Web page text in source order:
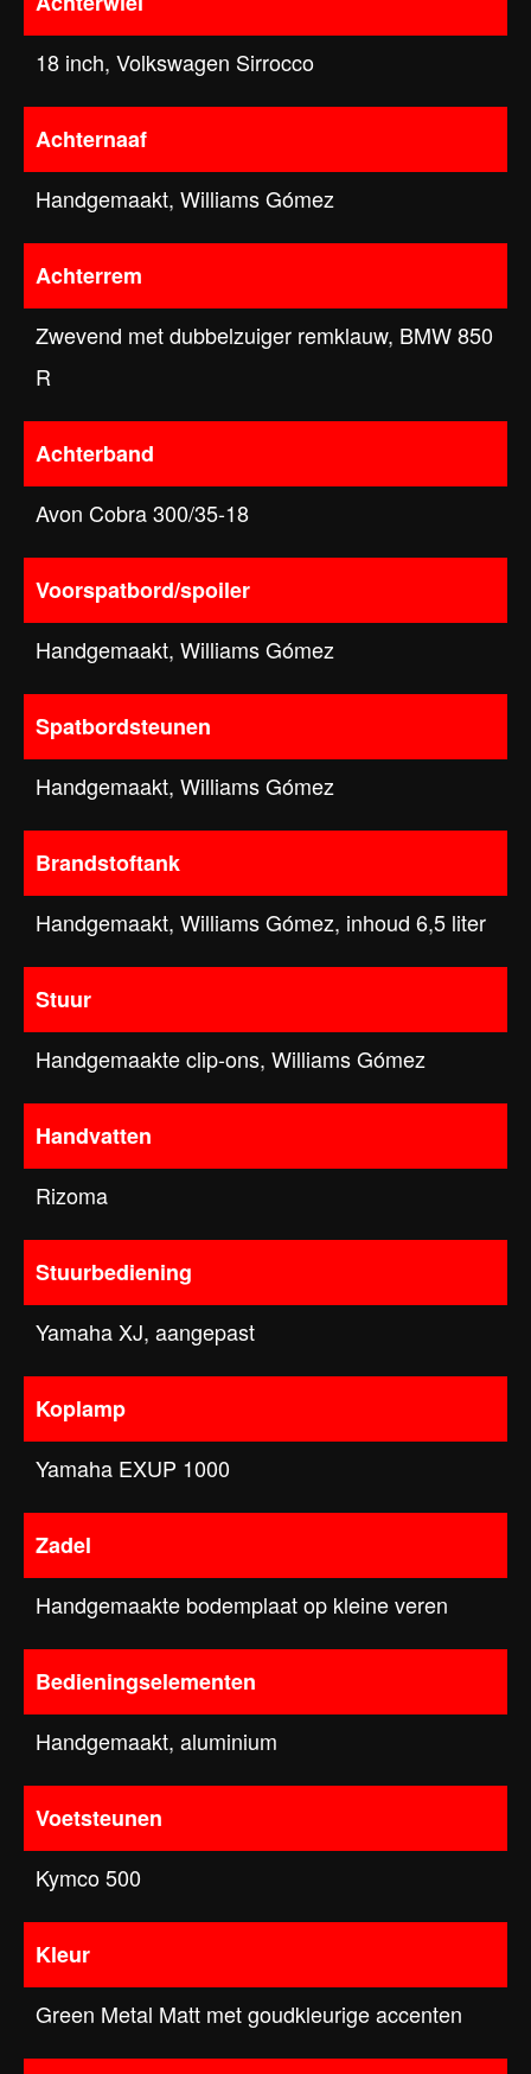
18 inch, Volkswagen Sirrocco
Achternaaf
Handgemaakt, Williams Gómez
Achterrem
Zwevend met dubbelzuiger remklauw, BMW 850
R
Achterband
Avon Cobra 300/35-18
Voorspatbord/spoiler
Handgemaakt, Williams Gómez
Spatbordsteunen
Handgemaakt, Williams Gómez
Brandstoftank
Handgemaakt, Williams Gómez, inhoud 6,5 liter
Stuur
Handgemaakte clip-ons, Williams Gómez
Handvatten
Rizoma
Stuurbediening
Yamaha XJ, aangepast
Koplamp
Yamaha EXUP 1000
Zadel
Handgemaakte bodemplaat op kleine veren
Bedieningselementen
Handgemaakt, aluminium
Voetsteunen
Kymco 500
Kleur
Green Metal Matt met goudkleurige accenten